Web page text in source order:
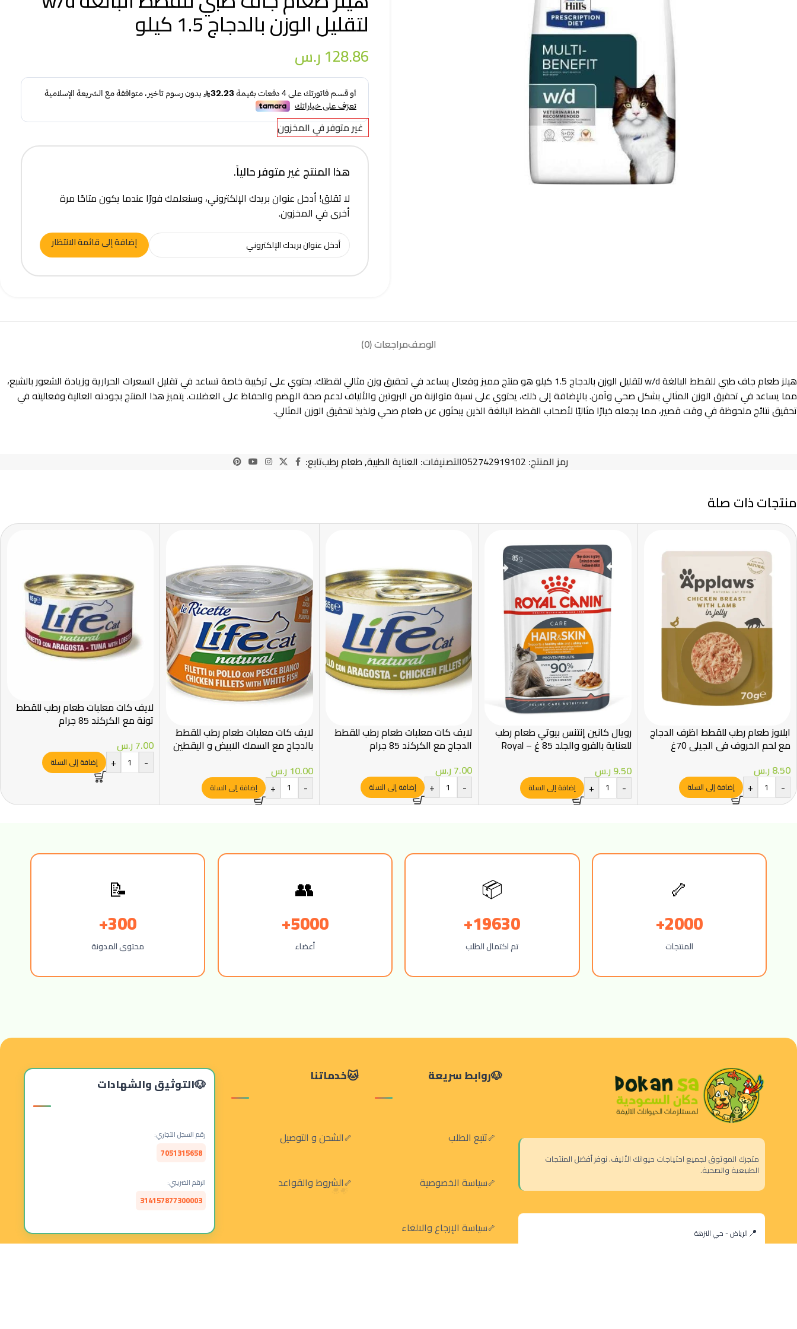
لتقليل الوزن بالدجاج 1.5 كيلو
128.86ر.س
غير متوفر في المخزون
هذا المنتج غير متوفر حالياً.
لا تقلق! أدخل عنوان بريدك الإلكتروني، وسنعلمك فورًا عندما يكون متاحًا مرة
أخرى في المخزون.
إضافة إلى قائمة الانتظار
الوصفمراجعات (0)
هيلز طعام جاف طبي للقطط البالغة w/d لتقليل الوزن بالدجاج 1.5 كيلو هو منتج مميز وفعال يساعد في تحقيق وزن مثالي لقطتك. يحتوي على تركيبة خاصة تساعد في تقليل السعرات الحرارية وزيادة الشعور بالشبع،
مما يساعد في تحقيق الوزن المثالي بشكل صحي وآمن. بالإضافة إلى ذلك، يحتوي على نسبة متوازنة من البروتين والألياف لدعم صحة الهضم والحفاظ على العضلات. يتميز هذا المنتج بجودته العالية وفعاليته في
تحقيق نتائج ملحوظة في وقت قصير، مما يجعله خيارًا مثاليًا لأصحاب القطط البالغة الذين يبحثون عن طعام صحي ولذيذ لتحقيق الوزن المثالي.
رمز المنتج: 052742919102التصنيفات: العناية الطبية,طعام رطبتابع:
منتجات ذات صلة
ابلاوز طعام رطب للقطط اظرف الدجاج
مع لحم الخروف في الجيلي 70غ
8.50ر.س
-
+ إضافة إلى السلة
رويال كانين إنتنس بيوتي طعام رطب
للعناية بالفرو والجلد 85 غ – Royal
9.50ر.س
-
+ إضافة إلى السلة
لايف كات معلبات طعام رطب للقطط
الدجاج مع الكركند 85 جرام
7.00ر.س
-
+ إضافة إلى السلة
لايف كات معلبات طعام رطب للقطط
بالدجاج مع السمك الابيض و اليقطين
10.00 ر.س
-
+ إضافة إلى السلة
لايف كات معلبات طعام رطب للقطط
تونة مع الكركند 85 جرام
7.00ر.س
-
+ إضافة إلى السلة
🦴
2000+
المنتجات
📦
19630+
تم اكتمال الطلب
👥
5000+
أعضاء
📝
300+
محتوى المدونة
متجرك الموثوق لجميع احتياجات حيوانك الأليف. نوفر أفضل المنتجات
الطبيعية والصحية.
الرياض - حي النزهة
روابط سريعة
تتبع الطلب
سياسة الخصوصية
سياسة الإرجاع والالغاء
خدماتنا
الشحن و التوصيل
الشروط والقواعد
التوثيق والشهادات
رقم السجل التجاري:
7051315658
الرقم الضريبي:
314157877300003